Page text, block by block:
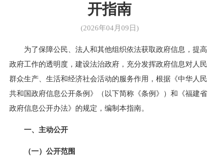
开指南
(2026年04月09日)
为了保障公民、法人和其他组织依法获取政府信息，提高
政府工作的透明度，建设法治政府，充分发挥政府信息对人民
群众生产、生活和经济社会活动的服务作用，根据《中华人民
共和国政府信息公开条例》（以下简称《条例》）和《福建省
政府信息公开办法》的规定，编制本指南。
一、主动公开
（一）公开范围